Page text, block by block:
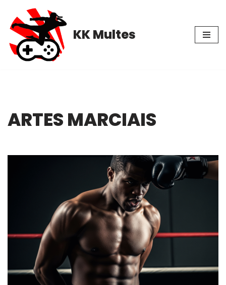
Pular
para
o
conteúdo
KK Multes
ARTES MARCIAIS